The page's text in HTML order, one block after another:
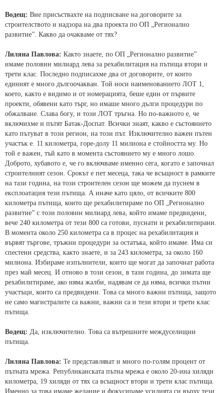
Водещ: Вие присъствахте на подписване на договорите за
строителството и надзора на два проекта по ОП „Регионално
развитие”. Какво да очакваме от тях?
Лиляна Павлова: Както знаете, по ОП „Регионално развитие”
имаме половин милиард лева за рехабилитация на пътища втори и
трети клас. Последно подписахме два от договорите, от които
единият е много дългоочакван. Той носи наименованието ЛОТ 1,
което, както е видимо и от номерацията, беше един от първите
проекти, обявени като търг, но имаше много дълги процедури по
обжалване. Слава богу, и този ЛОТ тръгна. Но по-важното е, че
включихме и пътят Батак-Доспат. Всички знаят, какво е състоянието
като пътуват в този регион, на този път. Изключително важен пътен
участък е. 11 километра, горе-долу 11 милиона е стойността му. Но
той е важен, тъй като в момента състоянието му е много лошо.
Доброто, хубавото е, че го включваме именно сега, когато е започнал
строителният сезон. Срокът е пет месеца, така че всъщност в рамките
на тази година, на този строителен сезон ще можем да пуснем в
експлоатация тези пътища. А иначе като цяло, от всичките 800
километра пътища, които ще рехабилитираме по ОП „Регионално
развитие” с този половин милиард лева, който имаме предвидени,
вече 240 километра от тези 800 са готови, пуснати и рехабилитирани.
В момента около 250 километра са в процес на рехабилитация и
вървят търгове, тръжни процедури за остатъка, който имаме. Има си
спестени средства, както знаете, и за 243 километра, за около 160
милиона. Избираме изпълнители, които ще могат да започнат работа
през май месец. И отново в този сезон, в тази година, до зимата ще
рехабилитираме, ако няма жалби, надявам се да няма, всички пътни
участъци, които са предвидени. Това са много важни пътища, защото
не само магистралите са важни, важни са и тези втори и трети клас
пътища.
Водещ: Да, изключително. Това са вътрешните междуселищни
пътища.
Лиляна Павлова: Те представляват и много по-голям процент от
пътната мрежа. Републиканската пътна мрежа е около 20-ина хиляди
километра, 19 хиляди от тях са всъщност втори и трети клас пътища.
Именно за това имаме желание и фокусираме усилията си върху тези